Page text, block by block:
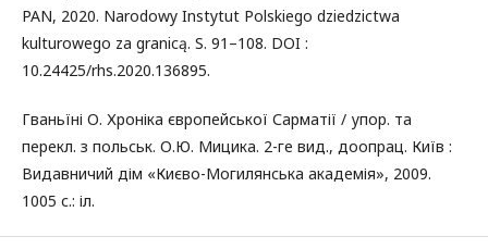
PAN, 2020. Narodowy Instytut Polskiego dziedzictwa
kulturowego za granicą. S. 91–108. DOI :
10.24425/rhs.2020.136895.
Гваньїні О. Хроніка європейської Сарматії / упор. та
перекл. з польськ. О.Ю. Мицика. 2-ге вид., доопрац. Київ :
Видавничий дім «Києво-Могилянська академія», 2009.
1005 с.: іл.